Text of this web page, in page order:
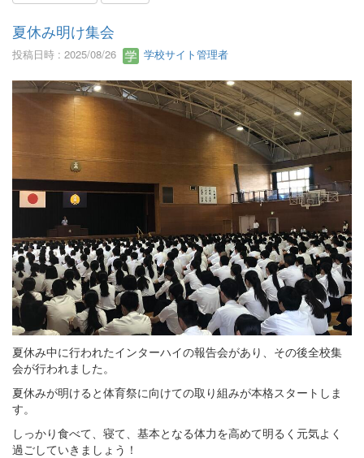
夏休み明け集会
投稿日時 : 2025/08/26 学校サイト管理者
夏休み中に行われたインターハイの報告会があり、その後全校集
会が行われました。
夏休みが明けると体育祭に向けての取り組みが本格スタートしま
す。
しっかり食べて、寝て、基本となる体力を高めて明るく元気よく
過ごしていきましょう！